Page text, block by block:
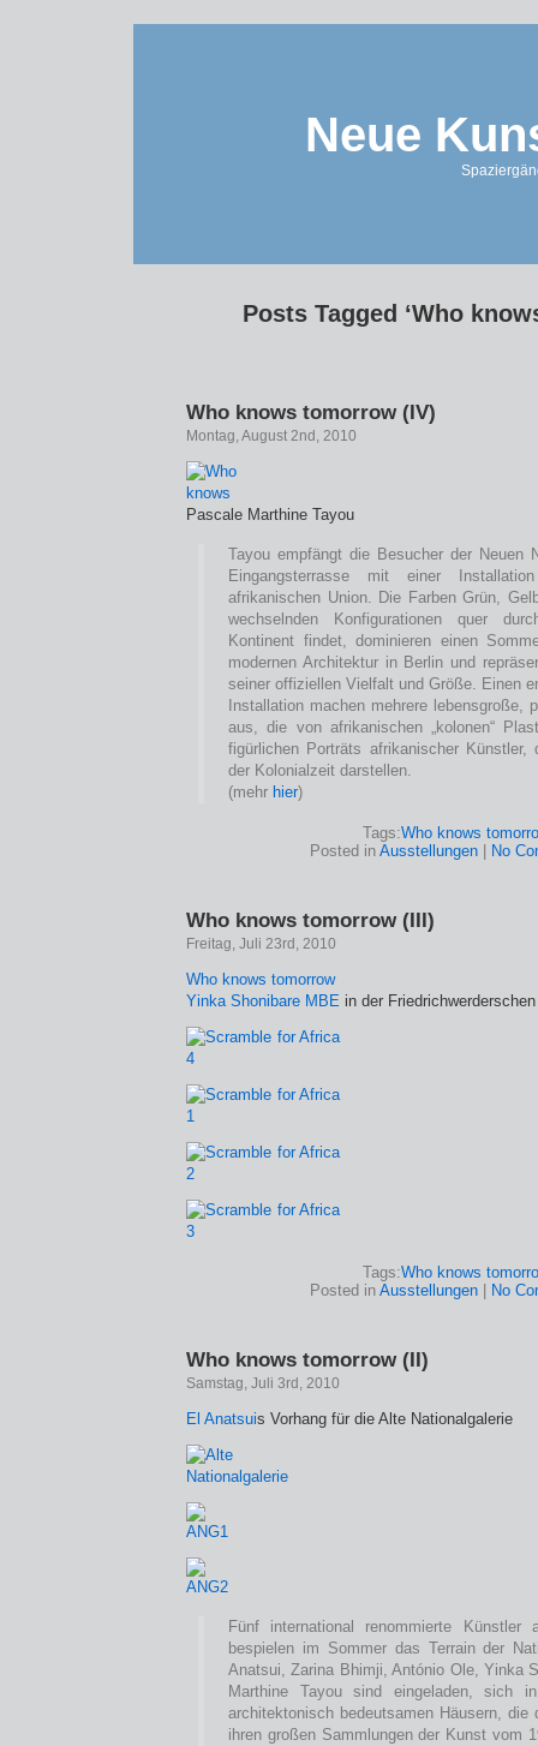
Neue
Posts Tagged ‘Who
Who knows tomorrow (IV)
Montag, August 2nd, 2010
Pascale Marthine Tayou
Tayou empfängt die Besucher der Neuen
Eingangsterrasse mit einer
afrikanischen Union. Die Farben Grün,
wechselnden Konfigurationen quer
Kontinent findet, dominieren einen
modernen Architektur in Berlin und
seiner offiziellen Vielfalt und Größe. Einen
Installation machen mehrere lebensgroße,
aus, die von afrikanischen „kolonen“
figürlichen Porträts afrikanischer Künstler,
der Kolonialzeit darstellen.
(mehr hier)
Tags:Who knows
Posted in Ausstellungen| No
Who knows tomorrow (III)
Freitag, Juli 23rd, 2010
Who knows tomorrow
Yinka Shonibare MBE in der
Tags:Who knows
Posted in Ausstellungen| No
Who knows tomorrow (II)
Samstag, Juli 3rd, 2010
El Anatsuis Vorhang für die Alte Nationalgalerie
Fünf international renommierte Künstler
bespielen im Sommer das Terrain der
Anatsui, Zarina Bhimji, António Ole, Yinka
Marthine Tayou sind eingeladen, sich
architektonisch bedeutsamen Häusern, die
ihren großen Sammlungen der Kunst vom